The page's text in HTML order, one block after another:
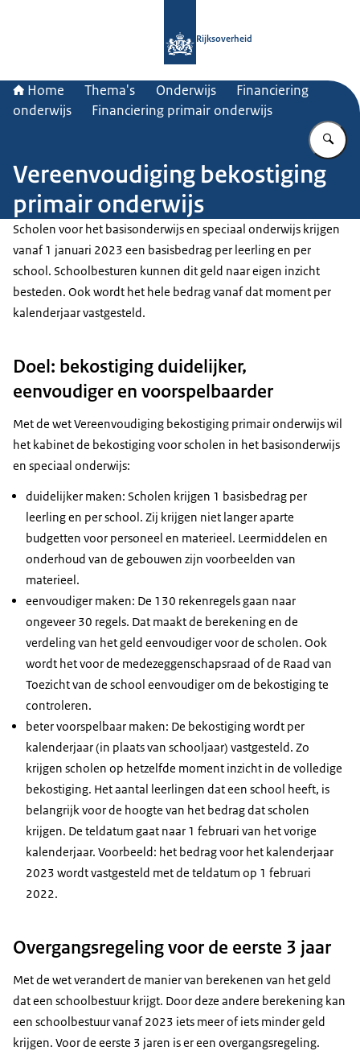
Rijksoverheid
Home Thema's Onderwijs
Financiering
onderwijs
Financiering primair onderwijs
Vereenvoudiging bekostiging
primair onderwijs
Scholen voor het basisonderwijs en speciaal onderwijs krijgen
vanaf 1 januari 2023 een basisbedrag per leerling en per
school. Schoolbesturen kunnen dit geld naar eigen inzicht
besteden. Ook wordt het hele bedrag vanaf dat moment per
kalenderjaar vastgesteld.
Doel: bekostiging duidelijker,
eenvoudiger en voorspelbaarder
Met de wet Vereenvoudiging bekostiging primair onderwijs wil
het kabinet de bekostiging voor scholen in het basisonderwijs
en speciaal onderwijs:
duidelijker maken: Scholen krijgen 1 basisbedrag per
leerling en per school. Zij krijgen niet langer aparte
budgetten voor personeel en materieel. Leermiddelen en
onderhoud van de gebouwen zijn voorbeelden van
materieel.
eenvoudiger maken: De 130 rekenregels gaan naar
ongeveer 30 regels. Dat maakt de berekening en de
verdeling van het geld eenvoudiger voor de scholen. Ook
wordt het voor de medezeggenschapsraad of de Raad van
Toezicht van de school eenvoudiger om de bekostiging te
controleren.
beter voorspelbaar maken: De bekostiging wordt per
kalenderjaar (in plaats van schooljaar) vastgesteld. Zo
krijgen scholen op hetzelfde moment inzicht in de volledige
bekostiging. Het aantal leerlingen dat een school heeft, is
belangrijk voor de hoogte van het bedrag dat scholen
krijgen. De teldatum gaat naar 1 februari van het vorige
kalenderjaar. Voorbeeld: het bedrag voor het kalenderjaar
2023 wordt vastgesteld met de teldatum op 1 februari
2022.
Overgangsregeling voor de eerste 3 jaar
Met de wet verandert de manier van berekenen van het geld
dat een schoolbestuur krijgt. Door deze andere berekening kan
een schoolbestuur vanaf 2023 iets meer of iets minder geld
krijgen. Voor de eerste 3 jaren is er een overgangsregeling.